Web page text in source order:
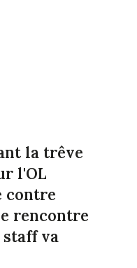
la trêve
l'OL
contre
rencontre
va